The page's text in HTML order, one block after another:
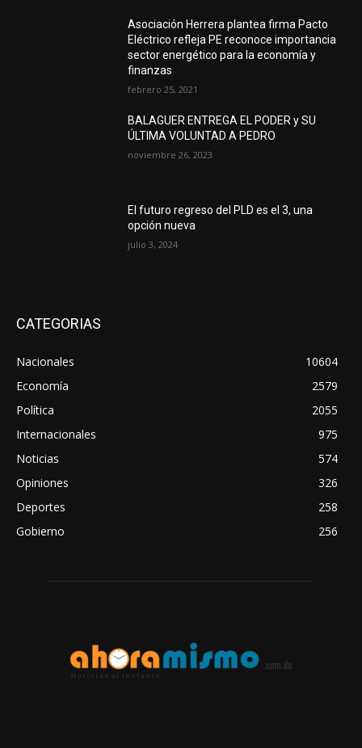
Asociación Herrera plantea firma Pacto
Eléctrico refleja PE reconoce importancia
sector energético para la economía y
finanzas
febrero 25, 2021
BALAGUER ENTREGA EL PODER y SU
ÚLTIMA VOLUNTAD A PEDRO
noviembre 26, 2023
El futuro regreso del PLD es el 3, una
opción nueva
julio 3, 2024
CATEGORIAS
Nacionales
10604
Economía
2579
Política
2055
Internacionales
975
Noticias
574
Opiniones
326
Deportes
258
Gobierno
256